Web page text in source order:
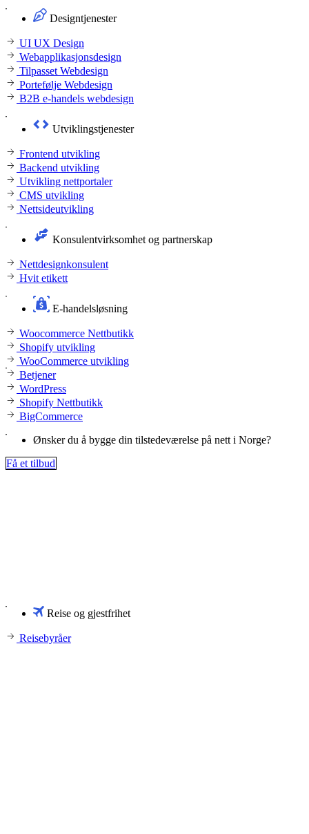
Designtjenester
UI UX Design
Webapplikasjonsdesign
Tilpasset Webdesign
Portefølje Webdesign
B2B e-handels webdesign
Utviklingstjenester
Frontend utvikling
Backend utvikling
Utvikling nettportaler
CMS utvikling
Nettsideutvikling
Konsulentvirksomhet og partnerskap
Nettdesignkonsulent
Hvit etikett
E-handelsløsning
Woocommerce Nettbutikk
Shopify utvikling
WooCommerce utvikling
Betjener
WordPress
Shopify Nettbutikk
BigCommerce
Ønsker du å bygge din tilstedeværelse på nett i Norge?
Få et tilbud
Reise og gjestfrihet
Reisebyråer